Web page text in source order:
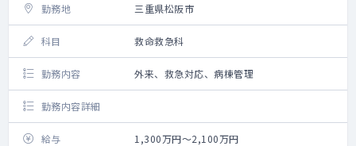
勤務地 三重県松阪市
科目 救命救急科
勤務内容 外来、救急対応、病棟管理
勤務内容詳細
給与 1,300万円～2,100万円